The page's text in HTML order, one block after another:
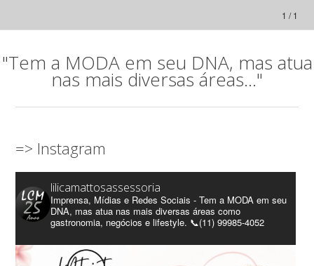
1 / 1
"Tem a MODA em seu DNA, mas atua
nas mais diversas áreas..."
=> Instagram
lilicamattosassessoria
Imprensa, Mídias e Redes Sociais - Tem a MODA em seu
DNA, mas atua nas mais diversas áreas como
gastronomia, negócios e lifestyle. 📞(11) 99985-4052